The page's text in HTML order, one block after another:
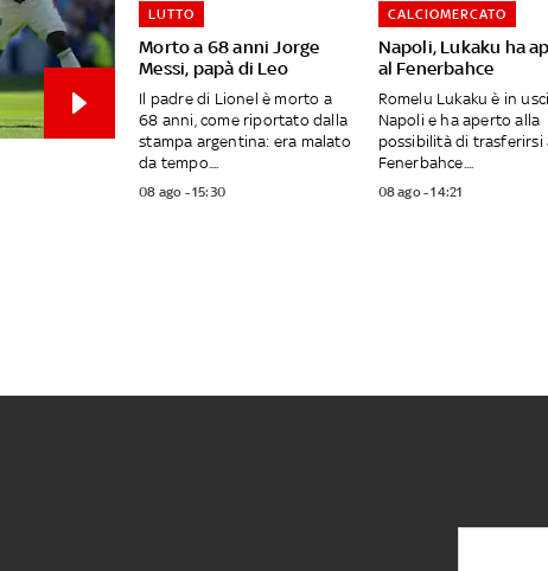
Morto a 68 anni Jorge
Messi, papà di Leo
LUTTO
Il padre di Lionel è morto a
68 anni, come riportato dalla
stampa argentina: era malato
da tempo....
08 ago - 15:30
Napoli, Lukaku ha
al Fenerbahce
CALCIOMERCATO
Romelu Lukaku è in
Napoli e ha aperto alla
possibilità di trasferirsi
Fenerbahce....
08 ago - 14:21